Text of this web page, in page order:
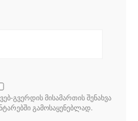
ᲒᲕᲔᲠᲓᲘᲡ ᲛᲘᲡᲐᲛᲐᲠᲗᲘᲡ ᲨᲔᲜᲐᲮᲕᲐ
ᲒᲐᲛᲝᲡᲐᲧᲔᲜᲔᲑᲚᲐᲓ.